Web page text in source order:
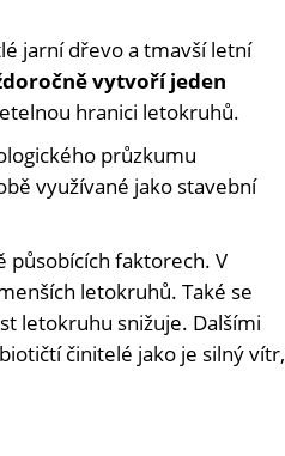
jarní dřevo a tmavší letní
vytvoří jeden
hranici letokruhů.
průzkumu
využívané jako stavební
působících faktorech. V
letokruhů. Také se
letokruhu snižuje. Dalšími
činitelé jako je silný vítr,